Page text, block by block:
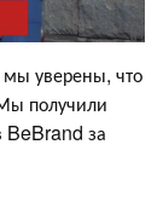
мы уверены, что
получили
BeBrand за